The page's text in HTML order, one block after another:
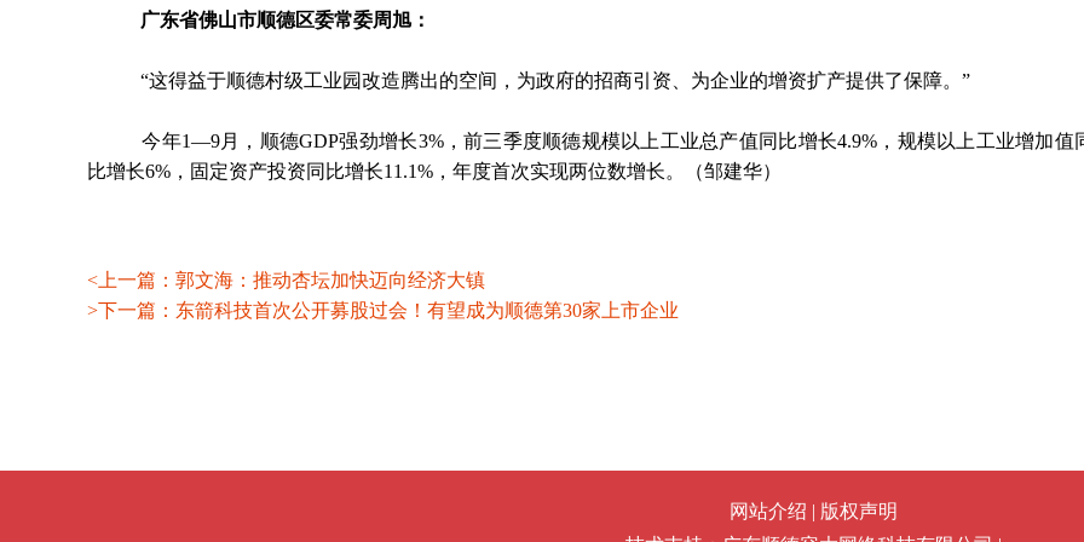
广东省佛山市顺德区委常委周旭：
“这得益于顺德村级工业园改造腾出的空间，为政府的招商引资、为企业的增资扩产提供了保障。”
今年1—9月，顺德GDP强劲增长3%，前三季度顺德规模以上工业总产值同比增长4.9%，规模以上工业增加值
比增长6%，固定资产投资同比增长11.1%，年度首次实现两位数增长。（邹建华）
<上一篇：郭文海：推动杏坛加快迈向经济大镇
>下一篇：东箭科技首次公开募股过会！有望成为顺德第30家上市企业
网站介绍 | 版权声明